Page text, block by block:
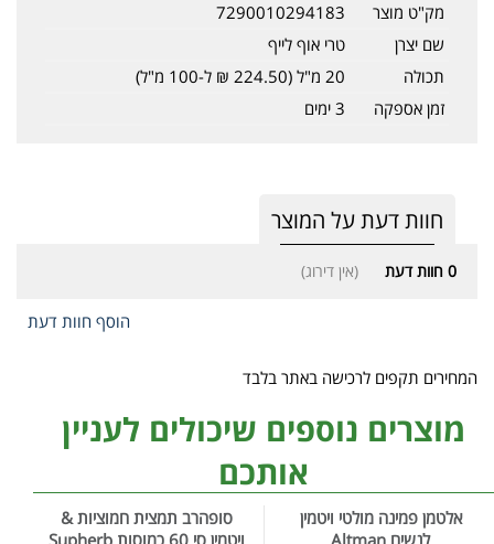
מק"ט מוצר
7290010294183
שם יצרן
טרי אוף לייף
תכולה
20 מ"ל (224.50 ₪ ל-100 מ"ל)
זמן אספקה
3 ימים
חוות דעת על המוצר
0 חוות דעת (אין דירוג)
הוסף חוות דעת
המחירים תקפים לרכישה באתר בלבד
מוצרים נוספים שיכולים לעניין
אותכם
אלטמן פמינה מולטי ויטמין
סופהרב תמצית חמוציות &